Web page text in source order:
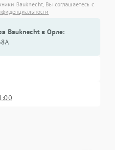
Bauknecht, Вы соглашаетесь с
Bauknecht в Орле: